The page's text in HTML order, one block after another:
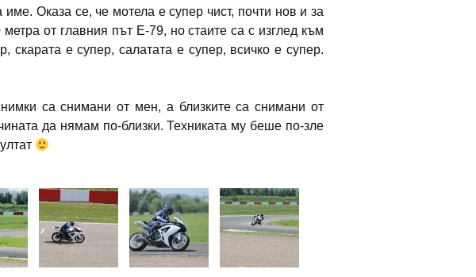
Оказа се, че мотела е супер чист, почти нов и за
от главния път Е-79, но стаите са с изглед към
е супер, салатата е супер, всичко е супер.
са снимани от мен, а близките са снимани от
да нямам по-близки. Техниката му беше по-зле